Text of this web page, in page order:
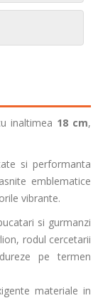
inaltimea 18 cm,
si performanta
emblematice
vibrante.
si gurmanzi
rodul cercetarii
pe termen
materiale in